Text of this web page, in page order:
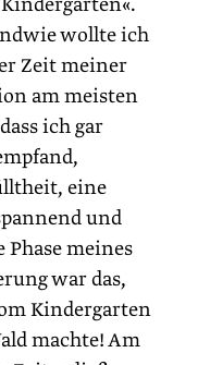
wollte ich
Zeit meiner
am meisten
ich gar
eine
und
meines
war das,
Kindergarten
machte! Am